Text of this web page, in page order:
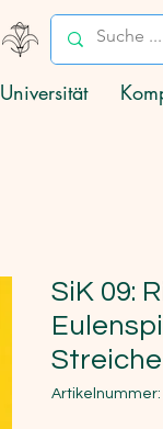
Universität
SiK 09:
Streiche